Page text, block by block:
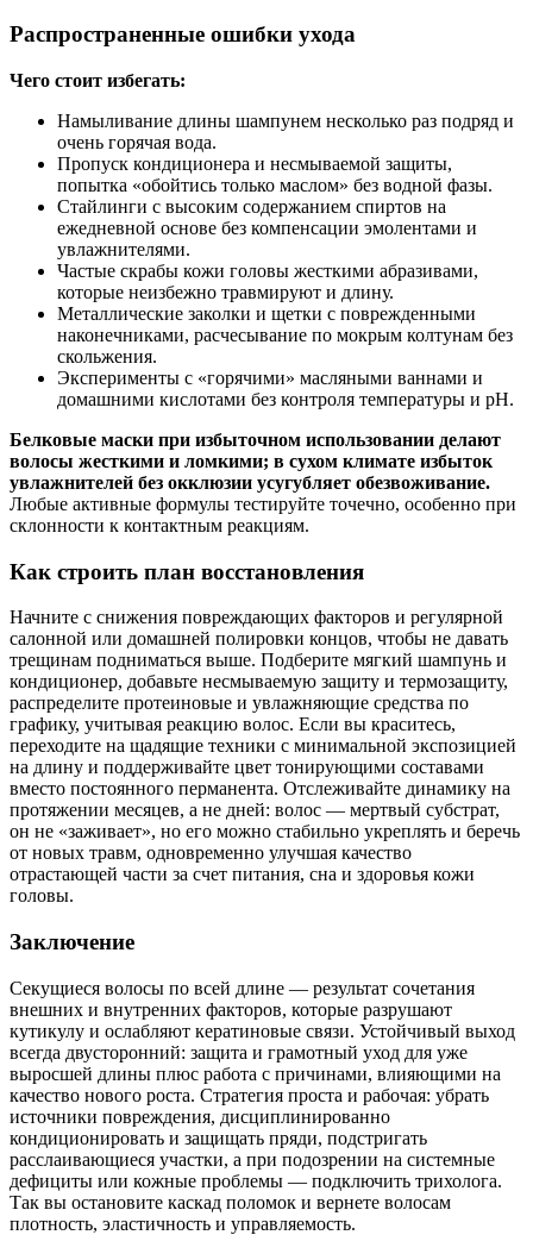
Распространенные ошибки ухода
Чего стоит избегать:
Намыливание длины шампунем несколько раз подряд и
очень горячая вода.
Пропуск кондиционера и несмываемой защиты,
попытка «обойтись только маслом» без водной фазы.
Стайлинги с высоким содержанием спиртов на
ежедневной основе без компенсации эмолентами и
увлажнителями.
Частые скрабы кожи головы жесткими абразивами,
которые неизбежно травмируют и длину.
Металлические заколки и щетки с поврежденными
наконечниками, расчесывание по мокрым колтунам без
скольжения.
Эксперименты с «горячими» масляными ваннами и
домашними кислотами без контроля температуры и pH.
Белковые маски при избыточном использовании делают
волосы жесткими и ломкими; в сухом климате избыток
увлажнителей без окклюзии усугубляет обезвоживание.
Любые активные формулы тестируйте точечно, особенно при
склонности к контактным реакциям.
Как строить план восстановления
Начните с снижения повреждающих факторов и регулярной
салонной или домашней полировки концов, чтобы не давать
трещинам подниматься выше. Подберите мягкий шампунь и
кондиционер, добавьте несмываемую защиту и термозащиту,
распределите протеиновые и увлажняющие средства по
графику, учитывая реакцию волос. Если вы краситесь,
переходите на щадящие техники с минимальной экспозицией
на длину и поддерживайте цвет тонирующими составами
вместо постоянного перманента. Отслеживайте динамику на
протяжении месяцев, а не дней: волос — мертвый субстрат,
он не «заживает», но его можно стабильно укреплять и беречь
от новых травм, одновременно улучшая качество
отрастающей части за счет питания, сна и здоровья кожи
головы.
Заключение
Секущиеся волосы по всей длине — результат сочетания
внешних и внутренних факторов, которые разрушают
кутикулу и ослабляют кератиновые связи. Устойчивый выход
всегда двусторонний: защита и грамотный уход для уже
выросшей длины плюс работа с причинами, влияющими на
качество нового роста. Стратегия проста и рабочая: убрать
источники повреждения, дисциплинированно
кондиционировать и защищать пряди, подстригать
расслаивающиеся участки, а при подозрении на системные
дефициты или кожные проблемы — подключить трихолога.
Так вы остановите каскад поломок и вернете волосам
плотность, эластичность и управляемость.